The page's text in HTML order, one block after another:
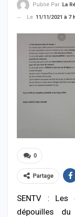
Publié Par La
Le 11/11/2021 à 7
0
Partage
SENTV : Les
dépouilles